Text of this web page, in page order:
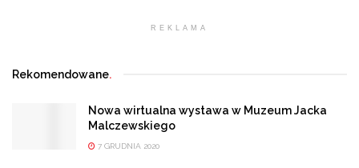
REKLAMA
Rekomendowane.
Nowa wirtualna wystawa w Muzeum Jacka
Malczewskiego
7 GRUDNIA 2020